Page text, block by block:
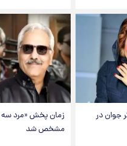
جوان در
زمان پخش «مرد سه
مشخص شد